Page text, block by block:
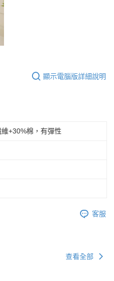
顯示電腦版詳細說明
+30%棉，有彈性
客服
查看全部